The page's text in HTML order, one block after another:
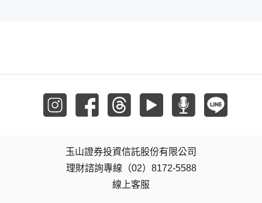
玉山證券投資信託股份有限公司
理財諮詢專線（02）8172-5588
線上客服